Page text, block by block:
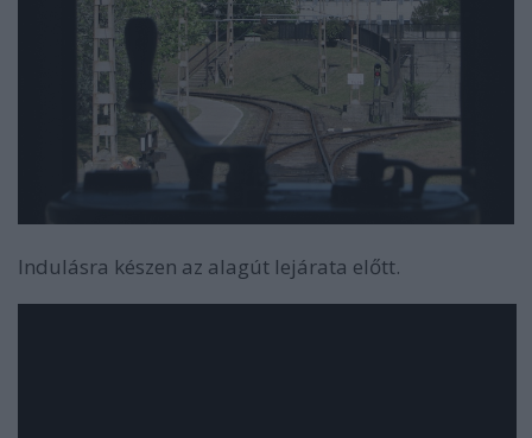
Indulásra készen az alagút lejárata előtt.